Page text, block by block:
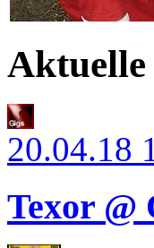
Aktuelle
20.04.18
Texor @